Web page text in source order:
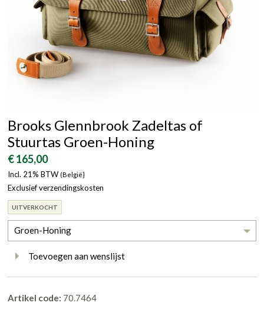
Brooks Glennbrook Zadeltas of
Stuurtas Groen-Honing
€ 165,00
Incl. 21% BTW (België}
Exclusief verzendingskosten
UITVERKOCHT
Groen-Honing
Toevoegen aan wenslijst
Artikel code: 70.7464